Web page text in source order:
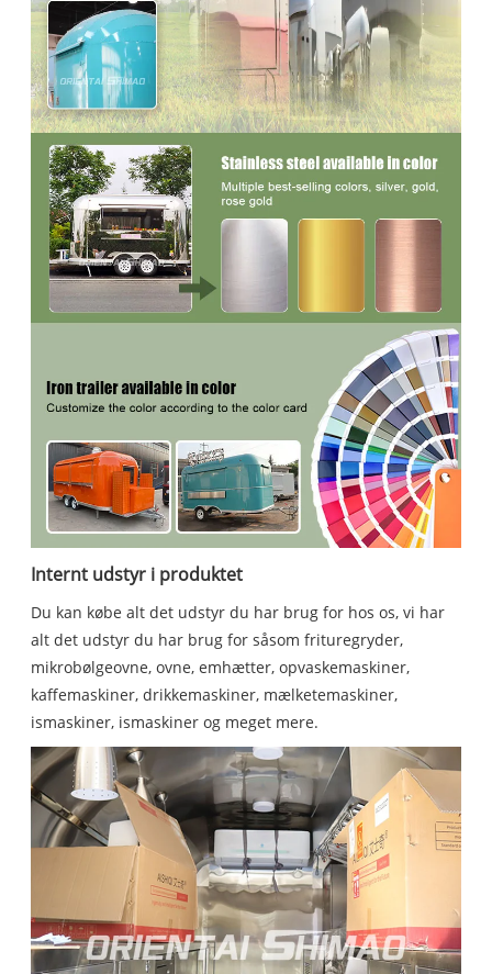
Internt udstyr i produktet
Du kan købe alt det udstyr du har brug for hos os, vi har
alt det udstyr du har brug for såsom frituregryder,
mikrobølgeovne, ovne, emhætter, opvaskemaskiner,
kaffemaskiner, drikkemaskiner, mælketemaskiner,
ismaskiner, ismaskiner og meget mere.